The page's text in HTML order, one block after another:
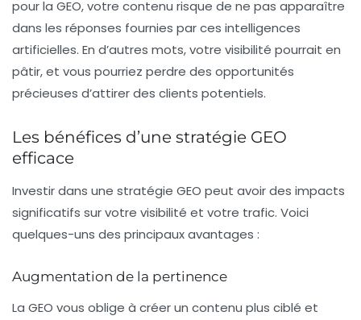
pour la GEO, votre contenu risque de ne pas apparaître
dans les réponses fournies par ces intelligences
artificielles. En d’autres mots, votre visibilité pourrait en
pâtir, et vous pourriez perdre des opportunités
précieuses d’attirer des clients potentiels.
Les bénéfices d’une stratégie GEO
efficace
Investir dans une stratégie GEO peut avoir des impacts
significatifs sur votre visibilité et votre trafic. Voici
quelques-uns des principaux avantages :
Augmentation de la pertinence
La GEO vous oblige à créer un contenu plus ciblé et